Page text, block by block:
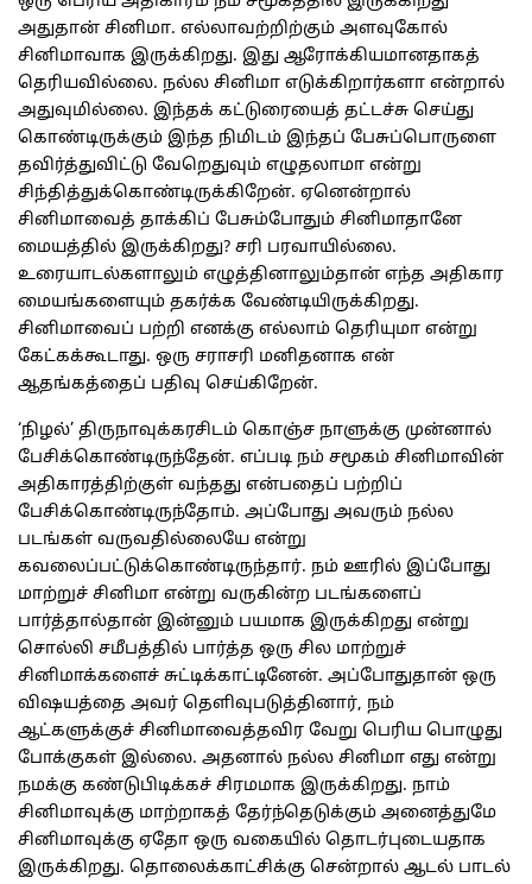
அதுதான் சினிமா. எல்லாவற்றிற்கும் அளவுகோல்
சினிமாவாக இருக்கிறது. இது ஆரோக்கியமானதாகத்
தெரியவில்லை. நல்ல சினிமா எடுக்கிறார்களா என்றால்
அதுவுமில்லை. இந்தக் கட்டுரையைத் தட்டச்சு செய்து
கொண்டிருக்கும் இந்த நிமிடம் இந்தப் பேசுப்பொருளை
தவிர்த்துவிட்டு வேறெதுவும் எழுதலாமா என்று
சிந்தித்துக்கொண்டிருக்கிறேன். ஏனென்றால்
சினிமாவைத் தாக்கிப் பேசும்போதும் சினிமாதானே
மையத்தில் இருக்கிறது? சரி பரவாயில்லை.
உரையாடல்களாலும் எழுத்தினாலும்தான் எந்த அதிகார
மையங்களையும் தகர்க்க வேண்டியிருக்கிறது.
சினிமாவைப் பற்றி எனக்கு எல்லாம் தெரியுமா என்று
கேட்கக்கூடாது. ஒரு சராசரி மனிதனாக என்
ஆதங்கத்தைப் பதிவு செய்கிறேன்.
‘நிழல்’ திருநாவுக்கரசிடம் கொஞ்ச நாளுக்கு முன்னால்
பேசிக்கொண்டிருந்தேன். எப்படி நம் சமூகம் சினிமாவின்
அதிகாரத்திற்குள் வந்தது என்பதைப் பற்றிப்
பேசிக்கொண்டிருந்தோம். அப்போது அவரும் நல்ல
படங்கள் வருவதில்லையே என்று
கவலைப்பட்டுக்கொண்டிருந்தார். நம் ஊரில் இப்போது
மாற்றுச் சினிமா என்று வருகின்ற படங்களைப்
பார்த்தால்தான் இன்னும் பயமாக இருக்கிறது என்று
சொல்லி சமீபத்தில் பார்த்த ஒரு சில மாற்றுச்
சினிமாக்களைச் சுட்டிக்காட்டினேன். அப்போதுதான் ஒரு
விஷயத்தை அவர் தெளிவுபடுத்தினார், நம்
ஆட்களுக்குச் சினிமாவைத்தவிர வேறு பெரிய பொழுது
போக்குகள் இல்லை. அதனால் நல்ல சினிமா எது என்று
நமக்கு கண்டுபிடிக்கச் சிரமமாக இருக்கிறது. நாம்
சினிமாவுக்கு மாற்றாகத் தேர்ந்தெடுக்கும் அனைத்துமே
சினிமாவுக்கு ஏதோ ஒரு வகையில் தொடர்புடையதாக
இருக்கிறது. தொலைக்காட்சிக்கு சென்றால் ஆடல் பாடல்